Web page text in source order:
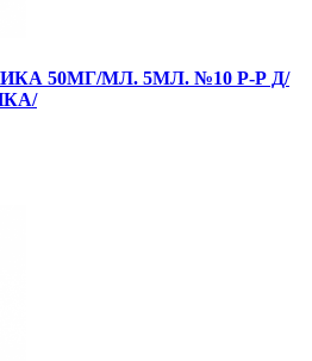
50МГ/МЛ. 5МЛ. №10 Р-Р Д/